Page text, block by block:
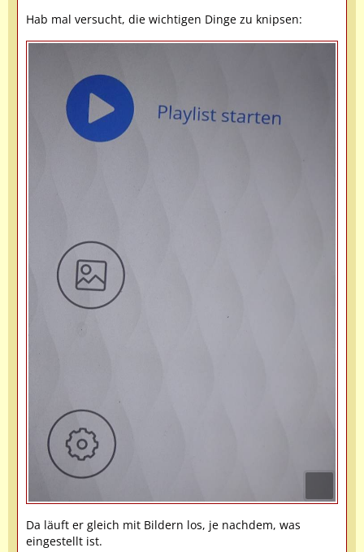
Hab mal versucht, die wichtigen Dinge zu knipsen:
Da läuft er gleich mit Bildern los, je nachdem, was
eingestellt ist.